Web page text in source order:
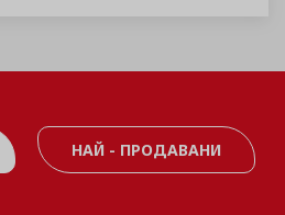
НАЙ - ПРОДАВАНИ